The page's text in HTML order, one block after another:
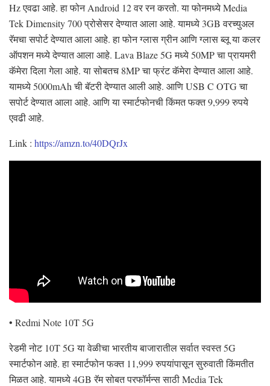
Hz एवढा आहे. हा फोन Android 12 वर रन करतो. या फोनमध्ये Media
Tek Dimensity 700 प्रोसेसर देण्यात आला आहे. यामध्ये 3GB वरच्युअल
रॅमचा सपोर्ट देण्यात आला आहे. हा फोन ग्लास ग्रीन आणि ग्लास ब्लू या कलर
ऑपशन मध्ये देण्यात आला आहे. Lava Blaze 5G मध्ये 50MP चा प्रायमरी
कॅमेरा दिला गेला आहे. या सोबतच 8MP चा फ्रंट कॅमेरा देण्यात आला आहे.
यामध्ये 5000mAh ची बॅटरी देण्यात आली आहे. आणि USB C OTG चा
सपोर्ट देण्यात आला आहे. आणि या स्मार्टफोनची किंमत फक्त 9,999 रुपये
एवढी आहे.
Link : https://amzn.to/40DQrJx
• Redmi Note 10T 5G
रेडमी नोट 10T 5G या वेळीचा भारतीय बाजारातील सर्वात स्वस्त 5G
स्मार्टफोन आहे. हा स्मार्टफोन फक्त 11,999 रुपयांपासून सुरुवाती किंमतीत
मिळत आहे. यामध्ये 4GB रॅम सोबत परफॉर्मन्स साठी Media Tek